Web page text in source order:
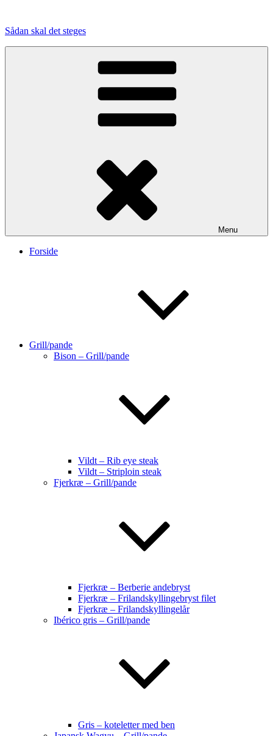
indhold
Sådan skal det steges
Menu
Forside
Grill/pande
Bison – Grill/pande
Vildt – Rib eye steak
Vildt – Striploin steak
Fjerkræ – Grill/pande
Fjerkræ – Berberie andebryst
Fjerkræ – Frilandskyllingebryst filet
Fjerkræ – Frilandskyllingelår
Ibérico gris – Grill/pande
Gris – koteletter med ben